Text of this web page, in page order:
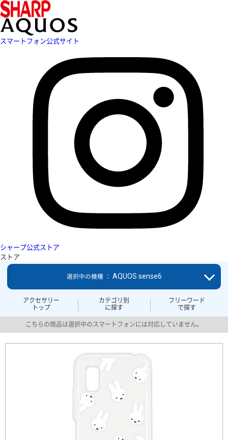
スマートフォン公式サイト
シャープ公式ストア
ストア
アクセサリー
トップ
カテゴリ別
に探す
フリーワード
で探す
選択中の機種 ： AQUOS sense6
こちらの商品は選択中のスマートフォンには対応していません。